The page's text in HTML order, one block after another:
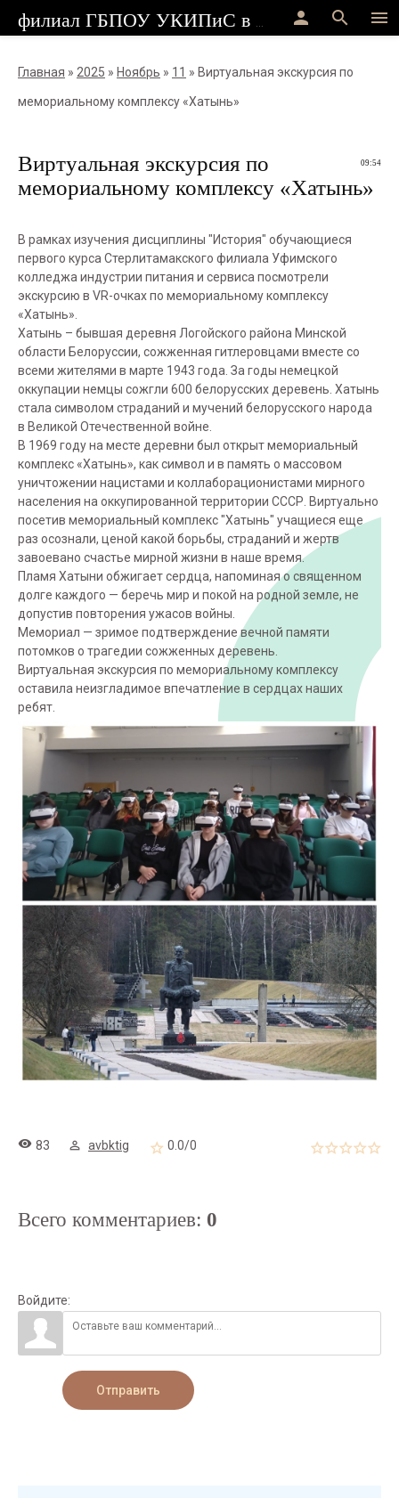
menu
search
person
Главная » 2025 » Ноябрь » 11 » Виртуальная экскурсия по
мемориальному комплексу «Хатынь»
09:54
Виртуальная экскурсия по
мемориальному комплексу «Хатынь»
В рамках изучения дисциплины "История" обучающиеся
первого курса Стерлитамакского филиала Уфимского
колледжа индустрии питания и сервиса посмотрели
экскурсию в VR-очках по мемориальному комплексу
«Хатынь».
Хатынь – бывшая деревня Логойского района Минской
области Белоруссии, сожженная гитлеровцами вместе со
всеми жителями в марте 1943 года. За годы немецкой
оккупации немцы сожгли 600 белорусских деревень. Хатынь
стала символом страданий и мучений белорусского народа
в Великой Отечественной войне.
В 1969 году на месте деревни был открыт мемориальный
комплекс «Хатынь», как символ и в память о массовом
уничтожении нацистами и коллаборационистами мирного
населения на оккупированной территории СССР. Виртуально
посетив мемориальный комплекс "Хатынь" учащиеся еще
раз осознали, ценой какой борьбы, страданий и жертв
завоевано счастье мирной жизни в наше время.
Пламя Хатыни обжигает сердца, напоминая о священном
долге каждого — беречь мир и покой на родной земле, не
допустив повторения ужасов войны.
Мемориал — зримое подтверждение вечной памяти
потомков о трагедии сожженных деревень.
Виртуальная экскурсия по мемориальному комплексу
оставила неизгладимое впечатление в сердцах наших
ребят.
83 avbktig 0.0/0
Всего комментариев: 0
Войдите:
Отправить